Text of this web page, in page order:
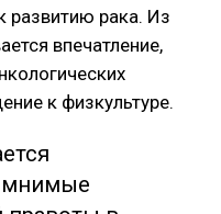
развитию рака. Из
впечатление,
к физкультуре.
мнимые